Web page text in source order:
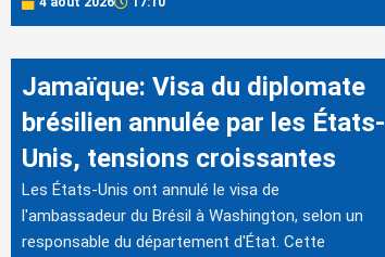
Jamaïque: Visa du diplomate
brésilien annulée par les États-
Unis, tensions croissantes
Les États-Unis ont annulé le visa de
l'ambassadeur du Brésil à Washington, selon un
responsable du département d'État. Cette